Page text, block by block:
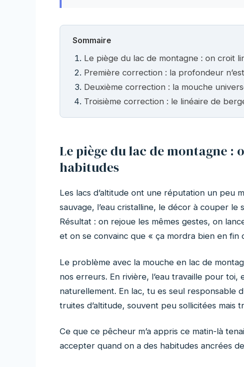
Sommaire
Le piège du lac de montagne : on croit
Première correction : la profondeur
Deuxième correction : la mouche
Troisième correction : le linéaire de
Le piège du lac de montagne :
habitudes
Les lacs d’altitude ont une réputation un peu
sauvage, l’eau cristalline, le décor à couper
Résultat : on rejoue les mêmes gestes, on
et on se convainc que « ça mordra bien en fin
Le problème avec la mouche en lac de
nos erreurs. En rivière, l’eau travaille pour
naturellement. En lac, tu es seul responsable
truites d’altitude, souvent peu sollicitées mais
Ce que ce pêcheur m’a appris ce matin-là
accepter quand on a des habitudes ancrées